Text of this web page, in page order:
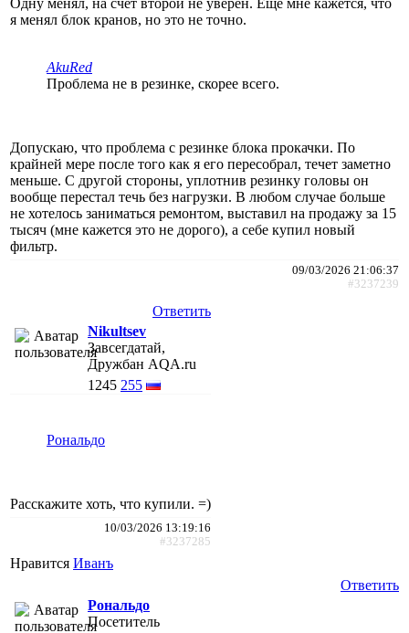
я менял блок кранов, но это не точно.
AkuRed
Проблема не в резинке, скорее всего.
Допускаю, что проблема с резинке блока прокачки. По
крайней мере после того как я его пересобрал, течет заметно
меньше. С другой стороны, уплотнив резинку головы он
вообще перестал течь без нагрузки. В любом случае больше
не хотелось заниматься ремонтом, выставил на продажу за 15
тысяч (мне кажется это не дорого), а себе купил новый
фильтр.
09/03/2026 21:06:37
#3237239
Ответить
Nikultsev
Завсегдатай,
Дружбан AQA.ru
1245 255
Рональдо
Расскажите хоть, что купили. =)
10/03/2026 13:19:16
#3237285
Нравится Иванъ
Ответить
Рональдо
Посетитель